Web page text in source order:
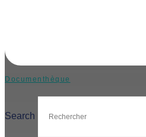
Documenthèque
Search